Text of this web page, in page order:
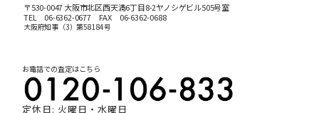
〒530-0047 大阪市北区西天満6丁目8-2ヤノシゲビル505号室
TEL 06-6362-0677FAX 06-6362-0688
大阪府知事（3）第58184号
お電話での査定はこちら
定休日: 火曜日・水曜日